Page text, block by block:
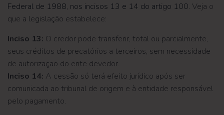
Federal de 1988, nos incisos 13 e 14 do artigo 100. Veja o
que a legislação estabelece:
Inciso 13: O credor pode transferir, total ou parcialmente,
seus créditos de precatórios a terceiros, sem necessidade
de autorização do ente devedor.
Inciso 14: A cessão só terá efeito jurídico após ser
comunicada ao tribunal de origem e à entidade responsável
pelo pagamento.